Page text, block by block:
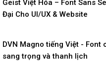
Geist Việt Hóa – Font Sans
Đại Cho UI/UX & Website
DVN Magno tiếng Việt - Font
sang trọng và thanh lịch